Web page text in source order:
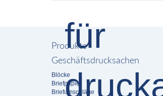
Produkte
Geschäftsdrucksachen
Blöcke
Briefpapier
Briefumschläge